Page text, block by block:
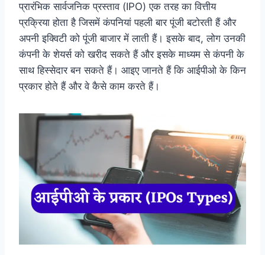
प्रारंभिक सार्वजनिक प्रस्ताव (IPO) एक तरह का वित्तीय
प्रक्रिया होता है जिसमें कंपनियां पहली बार पूंजी बटोरती हैं और
अपनी इक्विटी को पूंजी बाजार में लाती हैं। इसके बाद, लोग उनकी
कंपनी के शेयर्स को खरीद सकते हैं और इसके माध्यम से कंपनी के
साथ हिस्सेदार बन सकते हैं। आइए जानते हैं कि आईपीओ के किन
प्रकार होते हैं और वे कैसे काम करते हैं।